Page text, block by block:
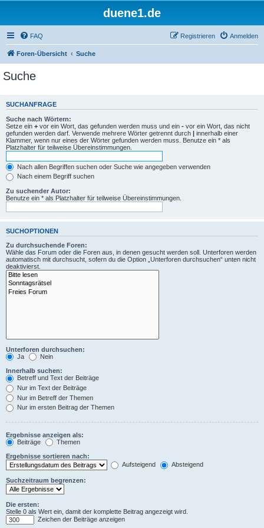
duene1.de
FAQ Anmelden
Registrieren
Foren-Übersicht Suche
Suche
SUCHANFRAGE
Suche nach Wörtern:
Setze ein + vor ein Wort, das gefunden werden muss und ein - vor ein Wort, das nicht
gefunden werden darf. Verwende mehrere Wörter getrennt durch | innerhalb einer
Klammer, wenn nur eines der Wörter gefunden werden muss. Benutze ein * als
Platzhalter für teilweise Übereinstimmungen.
Nach allen Begriffen suchen oder Suche wie angegeben verwenden
Nach einem Begriff suchen
Zu suchender Autor:
Benutze ein * als Platzhalter für teilweise Übereinstimmungen.
SUCHOPTIONEN
Zu durchsuchende Foren:
Wähle das Forum oder die Foren aus, in denen gesucht werden soll. Unterforen werden
automatisch mit durchsucht, sofern du die Option „Unterforen durchsuchen“ unten nicht
deaktivierst.
Unterforen durchsuchen:
Ja
Nein
Innerhalb suchen:
Betreff und Text der Beiträge
Nur im Text der Beiträge
Nur im Betreff der Themen
Nur im ersten Beitrag der Themen
Ergebnisse anzeigen als:
Beiträge
Themen
Ergebnisse sortieren nach:
Aufsteigend
Absteigend
Suchzeitraum begrenzen:
Die ersten:
Stelle 0 als Wert ein, damit der komplette Beitrag angezeigt wird.
Zeichen der Beiträge anzeigen